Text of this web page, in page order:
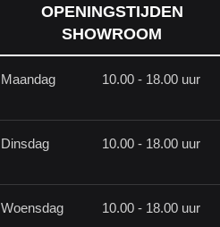
OPENINGSTIJDEN
SHOWROOM
Maandag 10.00 - 18.00 uur
Dinsdag 10.00 - 18.00 uur
Woensdag 10.00 - 18.00 uur